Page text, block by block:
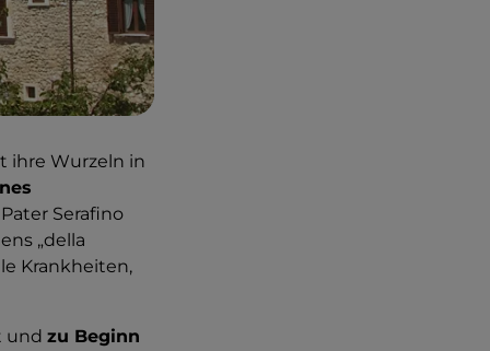
ihre Wurzeln in
Serafino
„della
Krankheiten,
und zu Beginn